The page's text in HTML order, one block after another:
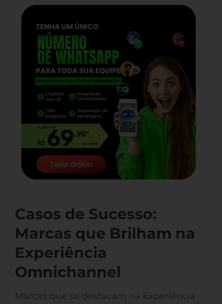
Casos de Sucesso:
Marcas que Brilham na
Experiência
Omnichannel
Marcas que se destacam na Experiência